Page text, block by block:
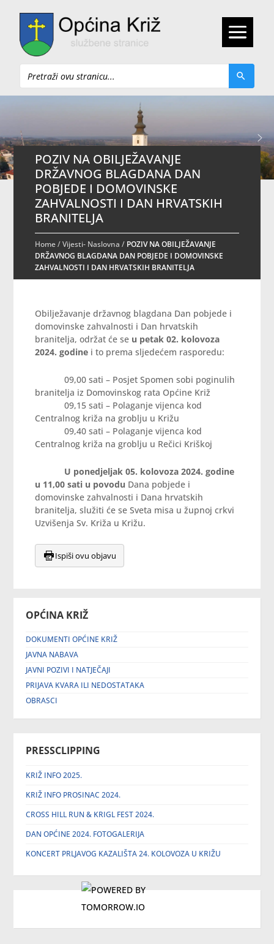
Pretraži
OPĆINA KRIŽ
DOKUMENTI OPĆINE KRIŽ
JAVNA NABAVA
JAVNI POZIVI I NATJEČAJI
PRIJAVA KVARA ILI NEDOSTATAKA
OBRASCI
PRESSCLIPPING
KRIŽ INFO 2025.
KRIŽ INFO PROSINAC 2024.
CROSS HILL RUN & KRIGL FEST 2024.
DAN OPĆINE 2024. FOTOGALERIJA
KONCERT PRLJAVOG KAZALIŠTA 24. KOLOVOZA U KRIŽU
POZIV NA OBILJEŽAVANJE
DRŽAVNOG BLAGDANA DAN
POBJEDE I DOMOVINSKE
ZAHVALNOSTI I DAN HRVATSKIH
BRANITELJA
Home/Vijesti- Naslovna / POZIV NA OBILJEŽAVANJE
DRŽAVNOG BLAGDANA DAN POBJEDE I DOMOVINSKE
ZAHVALNOSTI I DAN HRVATSKIH BRANITELJA
Obilježavanje državnog blagdana Dan pobjede i
domovinske zahvalnosti i Dan hrvatskih
branitelja, održat će se u petak 02. kolovoza
2024. godine i to prema sljedećem rasporedu:
09,00 sati – Posjet Spomen sobi poginulih
branitelja iz Domovinskog rata Općine Križ
09,15 sati – Polaganje vijenca kod
Centralnog križa na groblju u Križu
09,40 sati – Polaganje vijenca kod
Centralnog križa na groblju u Rečici Kriškoj
U ponedjeljak 05. kolovoza 2024. godine
u 11,00 sati u povodu Dana pobjede i
domovinske zahvalnosti i Dana hrvatskih
branitelja, služiti će se Sveta misa u župnoj crkvi
Uzvišenja Sv. Križa u Križu.
Ispiši ovu objavu